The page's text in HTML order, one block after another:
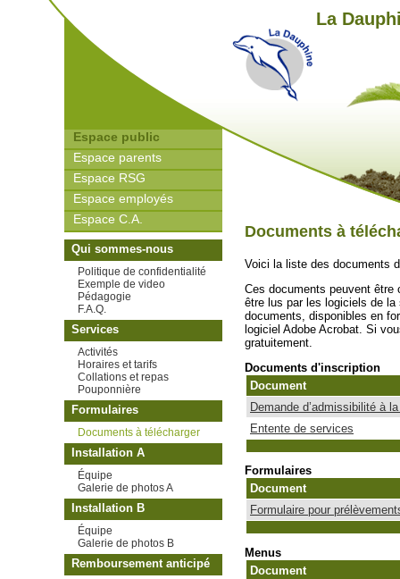
La
Espace public
Espace parents
Espace RSG
Espace employés
Espace C.A.
Qui sommes-nous
Politique de confidentialité
Exemple de video
Pédagogie
F.A.Q.
Services
Activités
Horaires et tarifs
Collations et repas
Pouponnière
Formulaires
Documents à télécharger
Installation A
Équipe
Galerie de photos A
Installation B
Équipe
Galerie de photos B
Remboursement anticipé
Documents à
Voici la liste des documents
Ces documents peuvent
être lus par les logiciels de
documents, disponibles en
logiciel Adobe Acrobat. Si
gratuitement.
Documents d'inscription
Document
Demande d’admissibilité à
Entente de services
Formulaires
Document
Formulaire pour
Menus
Document